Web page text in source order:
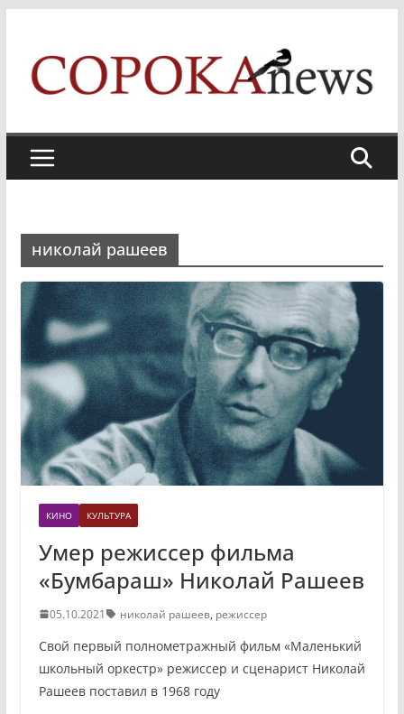
content
николай рашеев
КИНО КУЛЬТУРА
Умер режиссер фильма
«Бумбараш» Николай Рашеев
05.10.2021 николай рашеев, режиссер
Свой первый полнометражный фильм «Маленький
школьный оркестр» режиссер и сценарист Николай
Рашеев поставил в 1968 году